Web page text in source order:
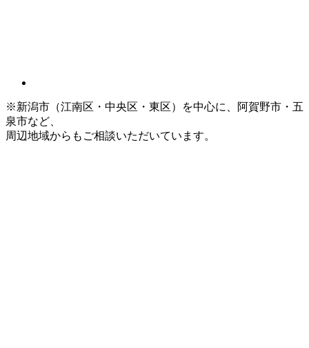
※新潟市（江南区・中央区・東区）を中心に、阿賀野市・五
泉市など、
周辺地域からもご相談いただいています。